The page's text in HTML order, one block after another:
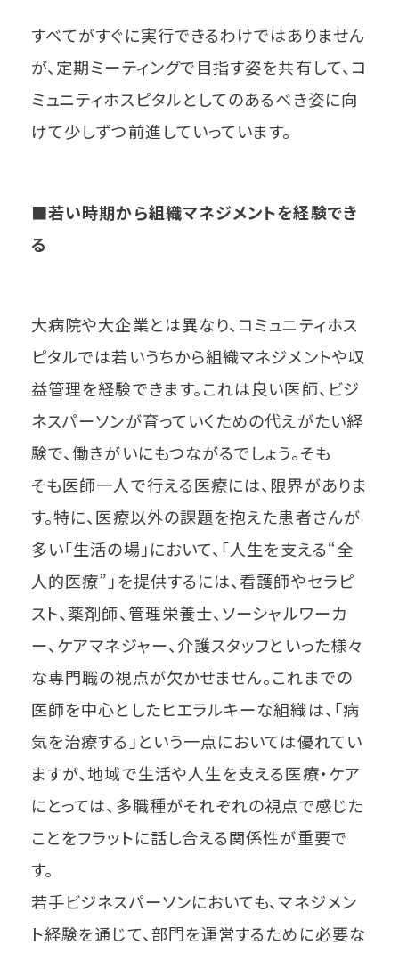
すべてがすぐに実行できるわけではありません
が、定期ミーティングで目指す姿を共有して、コ
ミュニティホスピタルとしてのあるべき姿に向
けて少しずつ前進していっています。
■若い時期から組織マネジメントを経験でき
る
大病院や大企業とは異なり、コミュニティホス
ピタルでは若いうちから組織マネジメントや収
益管理を経験できます。これは良い医師、ビジ
ネスパーソンが育っていくための代えがたい経
験で、働きがいにもつながるでしょう。そも
そも医師一人で行える医療には、限界がありま
す。特に、医療以外の課題を抱えた患者さんが
多い「生活の場」において、「人生を支える“全
人的医療”」を提供するには、看護師やセラピ
スト、薬剤師、管理栄養士、ソーシャルワーカ
ー、ケアマネジャー、介護スタッフといった様々
な専門職の視点が欠かせません。これまでの
医師を中心としたヒエラルキーな組織は、「病
気を治療する」という一点においては優れてい
ますが、地域で生活や人生を支える医療・ケア
にとっては、多職種がそれぞれの視点で感じた
ことをフラットに話し合える関係性が重要で
す。
若手ビジネスパーソンにおいても、マネジメン
ト経験を通じて、部門を運営するために必要な